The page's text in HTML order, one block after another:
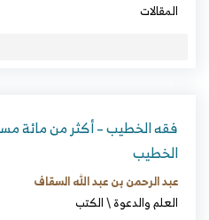
المقالات
فقه الخطيب – أكثر من مائة
الخطيب
عبد الرحمن بن عبد الله السقاف
العلم والدعوة\الكتب